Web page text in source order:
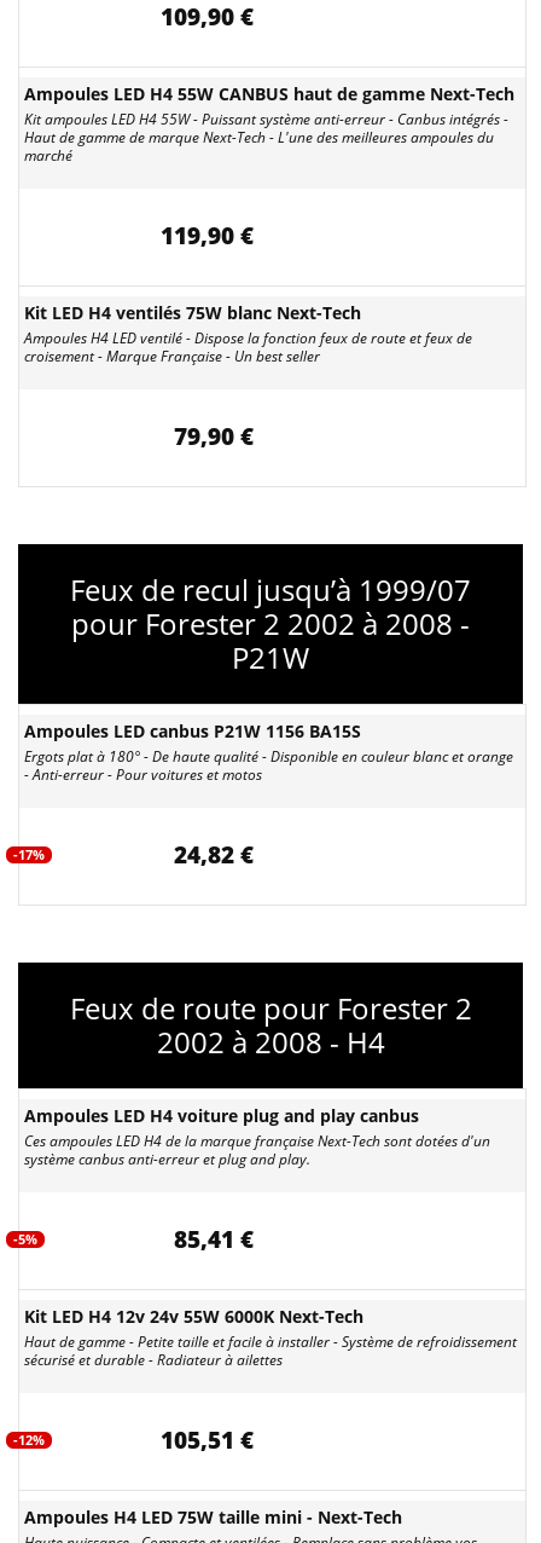
109,90 €
Ampoules LED H4 55W CANBUS haut de gamme Next-Tech
Kit ampoules LED H4 55W - Puissant système anti-erreur - Canbus intégrés -
Haut de gamme de marque Next-Tech - L'une des meilleures ampoules du
marché
119,90 €
Kit LED H4 ventilés 75W blanc Next-Tech
Ampoules H4 LED ventilé - Dispose la fonction feux de route et feux de
croisement - Marque Française - Un best seller
79,90 €
Feux de recul jusqu’à 1999/07
pour Forester 2 2002 à 2008 -
P21W
Ampoules LED canbus P21W 1156 BA15S
Ergots plat à 180° - De haute qualité - Disponible en couleur blanc et orange
- Anti-erreur - Pour voitures et motos
-17% 24,82 €
Feux de route pour Forester 2
2002 à 2008 - H4
Ampoules LED H4 voiture plug and play canbus
Ces ampoules LED H4 de la marque française Next-Tech sont dotées d'un
système canbus anti-erreur et plug and play.
-5% 85,41 €
Kit LED H4 12v 24v 55W 6000K Next-Tech
Haut de gamme - Petite taille et facile à installer - Système de refroidissement
sécurisé et durable - Radiateur à ailettes
-12% 105,51 €
Ampoules H4 LED 75W taille mini - Next-Tech